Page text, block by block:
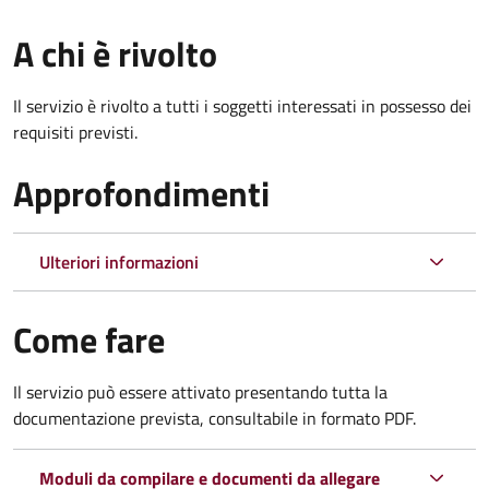
A chi è rivolto
Il servizio è rivolto a tutti i soggetti interessati in possesso dei
requisiti previsti.
Approfondimenti
Ulteriori informazioni
Come fare
Il servizio può essere attivato presentando tutta la
documentazione prevista, consultabile in formato PDF.
Moduli da compilare e documenti da allegare